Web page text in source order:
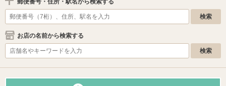
郵便番号・住所・駅名から検索する
お店の名前から検索する